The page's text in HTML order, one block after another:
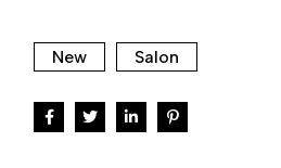
New Salon